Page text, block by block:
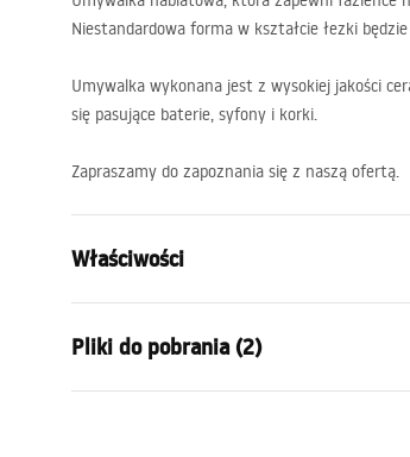
Niestandardowa forma w kształcie łezki
Umywalka wykonana jest z wysokiej jakości
się pasujące baterie, syfony i korki.
Zapraszamy do zapoznania się z naszą ofertą.
Właściwości
Materiał:
Kolor:
Pliki do pobrania (2)